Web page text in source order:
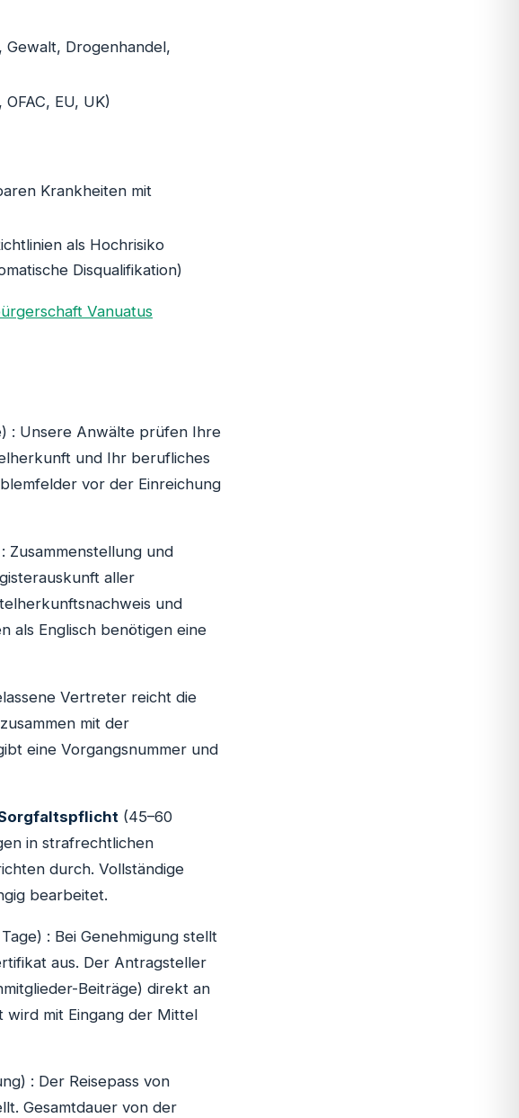
Drogenhandel,
EU, UK)
Krankheiten mit
als Hochrisiko
Disqualifikation)
Vanuatus
: Unsere Anwälte prüfen Ihre
und Ihr berufliches
vor der Einreichung
Zusammenstellung und
aller
und
als Englisch benötigen eine
Vertreter reicht die
mit der
eine Vorgangsnummer und
(45–60
in strafrechtlichen
durch. Vollständige
bearbeitet.
: Bei Genehmigung stellt
aus. Der Antragsteller
Beiträge) direkt an
wird mit Eingang der Mittel
: Der Reisepass von
Gesamtdauer von der